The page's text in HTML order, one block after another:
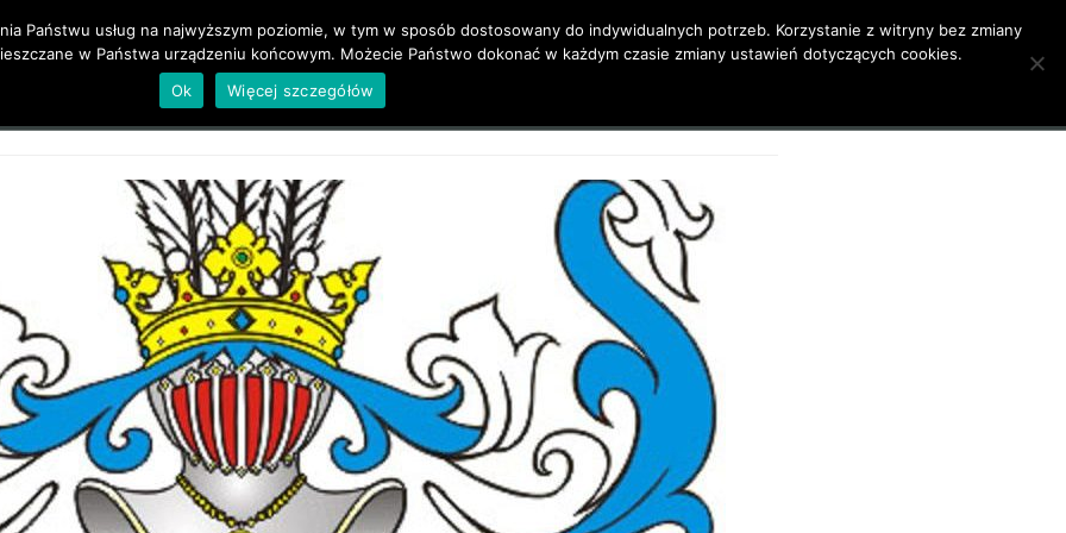
O mnie Źródła i Bibliografia Rodzina Galeria Moja działalność Poezja Kontakt
Państwu usług na najwyższym poziomie, w tym w sposób dostosowany do indywidualnych potrzeb. Korzystanie z witryny bez zmiany
w Państwa urządzeniu końcowym. Możecie Państwo dokonać w każdym czasie zmiany ustawień dotyczących cookies.
Ok
Więcej szczegółów